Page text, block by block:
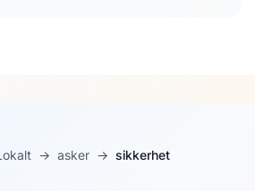
→ asker → sikkerhet